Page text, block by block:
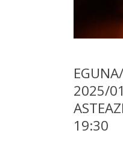
2025/
19:30